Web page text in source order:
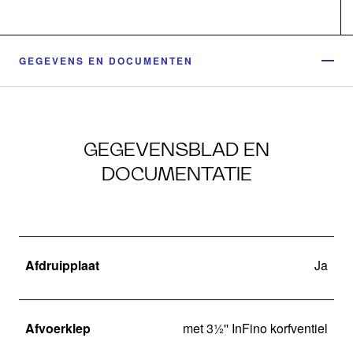
GEGEVENS EN DOCUMENTEN
GEGEVENSBLAD EN
DOCUMENTATIE
Afdruipplaat Ja
Afvoerklep met 3½'' InFino korfventiel